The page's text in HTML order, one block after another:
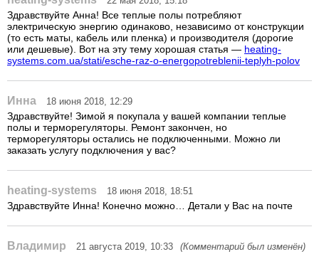
Здравствуйте Анна! Все теплые полы потребляют
электрическую энергию одинаково, независимо от конструкции
(то есть маты, кабель или пленка) и производителя (дорогие
или дешевые). Вот на эту тему хорошая статья — heating-
systems.com.ua/stati/esche-raz-o-energopotreblenii-teplyh-polov
Инна 18 июня 2018, 12:29
Здравствуйте! Зимой я покупала у вашей компании теплые
полы и терморегуляторы. Ремонт закончен, но
терморегуляторы остались не подключенными. Можно ли
заказать услугу подключения у вас?
heating-systems 18 июня 2018, 18:51
Здравствуйте Инна! Конечно можно… Детали у Вас на почте
Владимир 21 августа 2019, 10:33 (Комментарий был изменён)